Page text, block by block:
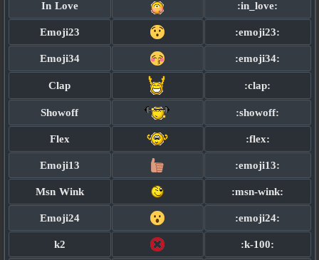
:in_love:
In Love
:emoji23:
Emoji23
:emoji34:
Emoji34
:clap:
Clap
:showoff:
Showoff
:flex:
Flex
:emoji13:
Emoji13
:msn-wink:
Msn Wink
:emoji24:
Emoji24
:k-100:
k2